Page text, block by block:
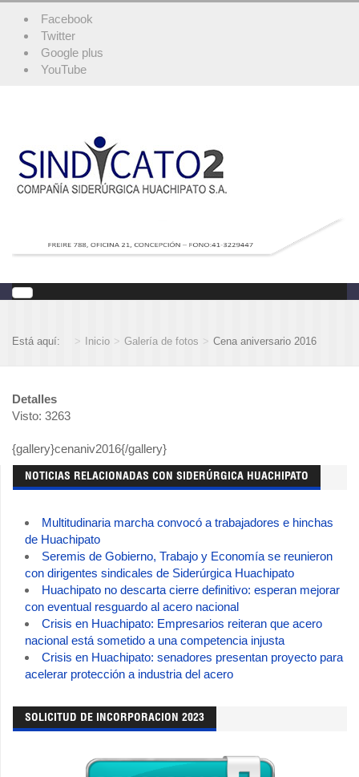
Facebook
Twitter
Google plus
YouTube
Está aquí: Inicio Galería de fotos Cena aniversario 2016
Detalles
Visto: 3263
{gallery}cenaniv2016{/gallery}
NOTICIAS RELACIONADAS CON SIDERÚRGICA HUACHIPATO
Multitudinaria marcha convocó a trabajadores e hinchas
de Huachipato
Seremis de Gobierno, Trabajo y Economía se reunieron
con dirigentes sindicales de Siderúrgica Huachipato
Huachipato no descarta cierre definitivo: esperan mejorar
con eventual resguardo al acero nacional
Crisis en Huachipato: Empresarios reiteran que acero
nacional está sometido a una competencia injusta
Crisis en Huachipato: senadores presentan proyecto para
acelerar protección a industria del acero
SOLICITUD DE INCORPORACION 2023